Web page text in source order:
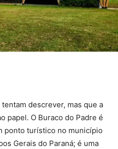
descrever, mas que a
papel. O Buraco do Padre é
ponto turístico no município
Gerais do Paraná; é uma